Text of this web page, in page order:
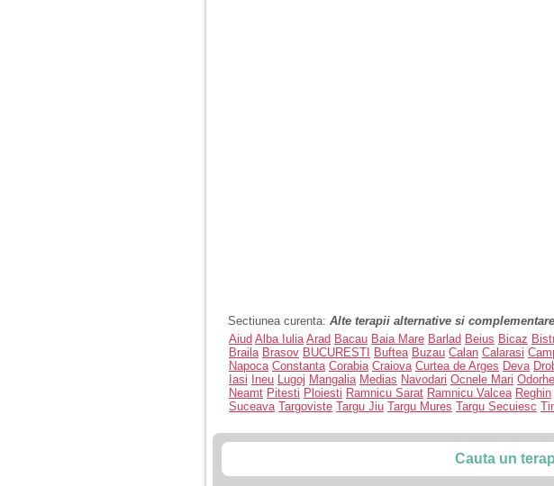
Sectiunea curenta: Alte terapii alternative si
Aiud Alba Iulia Arad Bacau Baia Mare Barlad Beius Bicaz
Braila Brasov BUCURESTI Buftea Buzau Calan Calarasi
Napoca Constanta Corabia Craiova Curtea de Arges Deva
Iasi
Ineu Lugoj Mangalia Medias Navodari Ocnele Mari
Neamt Pitesti Ploiesti Ramnicu Sarat Ramnicu Valcea Reghin
Suceava Targoviste Targu Jiu Targu Mures Targu Secuiesc
Cauta un